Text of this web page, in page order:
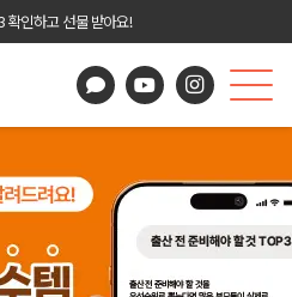
인하고 선물 받아요!